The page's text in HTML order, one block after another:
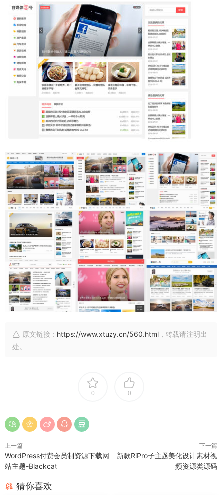
原文链接： https://www.xtuzy.cn/560.html ，转载请注明出
处。
0 0
上一篇
WordPress付费会员制资源下载网
站主题-Blackcat
下一篇
新款RiPro子主题美化设计素材视
频资源类源码
猜你喜欢